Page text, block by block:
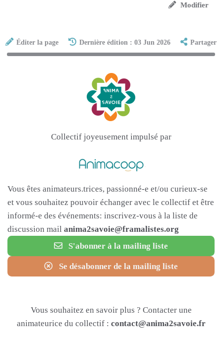
Modifier
Éditer la page Dernière édition : 03 Jun 2026 Partager
Collectif joyeusement impulsé par
Vous êtes animateurs.trices, passionné-e et/ou curieux-se
et vous souhaitez pouvoir échanger avec le collectif et être
informé-e des événements: inscrivez-vous à la liste de
discussion mail anima2savoie@framalistes.org
S'abonner à la mailing liste
Se désabonner de la mailing liste
Vous souhaitez en savoir plus ? Contacter une
animateurice du collectif : contact@anima2savoie.fr